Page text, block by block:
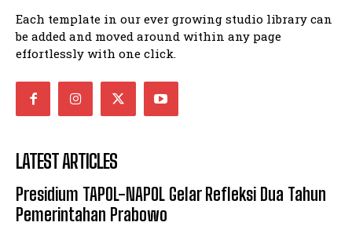
Each template in our ever growing studio library can
be added and moved around within any page
effortlessly with one click.
LATEST ARTICLES
Presidium TAPOL-NAPOL Gelar Refleksi Dua Tahun
Pemerintahan Prabowo